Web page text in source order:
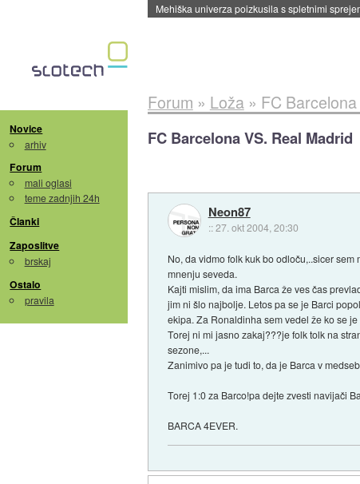
Evropska vesoljska agencija razvija svojo
Novice
arhiv
Forum
mali oglasi
teme zadnjih 24h
Članki
Zaposlitve
brskaj
Ostalo
pravila
Forum » Loža» FC
FC Barcelona VS. Real Madrid
Neon87
::27. okt 2004, 20:30
No, da vidmo folk kuk bo odloču,..sicer
mnenju seveda.
Kajti mislim, da ima Barca že ves čas
jim ni šlo najbolje. Letos pa se je Barci
ekipa. Za Ronaldinha sem vedel že ko se
Torej ni mi jasno zakaj???je folk tolk na
sezone,...
Zanimivo pa je tudi to, da je Barca v
Torej 1:0 za Barco!pa dejte zvesti navijači
BARCA 4EVER.